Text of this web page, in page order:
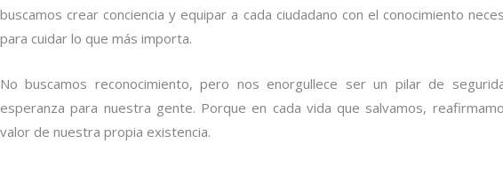
buscamos crear conciencia y equipar a cada ciudadano con el conocimiento
para cuidar lo que más importa.
No buscamos reconocimiento, pero nos enorgullece ser un pilar de
esperanza para nuestra gente. Porque en cada vida que salvamos,
valor de nuestra propia existencia.